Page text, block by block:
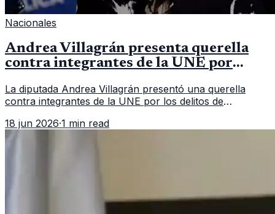
Nacionales
Andrea Villagrán presenta querella
contra integrantes de la UNE por
La diputada Andrea Villagrán presentó una querella
contra integrantes de la UNE por los delitos de
18 jun 2026·1 min read